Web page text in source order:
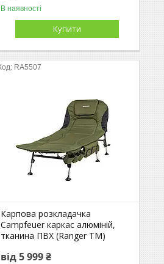
В наявності
Купити
RA5507
Карпова розкладачка
Campfeuer каркас алюміній,
тканина ПВХ (Ranger TM)
від 5 999 ₴